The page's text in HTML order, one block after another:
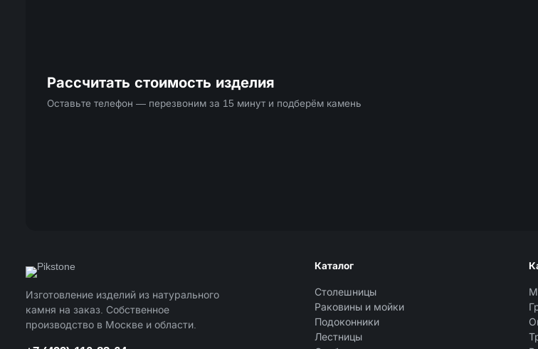
Рассчитать стоимость изделия
Оставьте телефон — перезвоним за 15 минут и подберём камень
Изготовление изделий из натурального
камня на заказ. Собственное
производство в Москве и области.
Каталог
Столешницы
Раковины и мойки
Подоконники
Лестницы